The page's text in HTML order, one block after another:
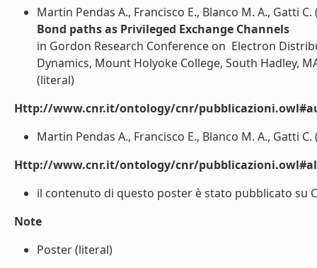
Martin Pendas A., Francisco E., Blanco M. A., Gatti C.
Bond paths as Privileged Exchange Channels
in Gordon Research Conference on  Electron
Dynamics, Mount Holyoke College, South Hadley,
(literal)
Http://www.cnr.it/ontology/cnr/
Martin Pendas A., Francisco E., Blanco M. A., Gatti
Http://www.cnr.it/ontology/cnr/
il contenuto di questo poster è stato pubblicato su
Note
Poster (literal)